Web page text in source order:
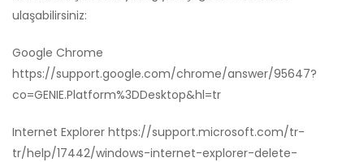
ulaşabilirsiniz:
Google Chrome
https://support.google.com/chrome/answer/95647?
co=GENIE.Platform%3DDesktop&hl=tr
Internet Explorer https://support.microsoft.com/tr-
tr/help/17442/windows-internet-explorer-delete-